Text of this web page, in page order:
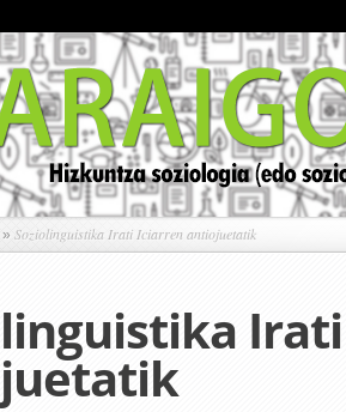
» Soziolinguistika Irati Iciarren antiojuetatik